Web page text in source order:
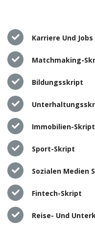
Karriere Und
Matchmaking-
Bildungsskript
Immobilien-Skript
Sport-Skript
Sozialen Medien
Fintech-Skript
Reise- Und